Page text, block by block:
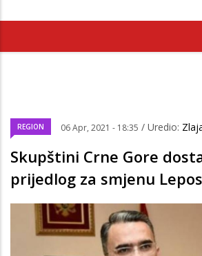
REGION 06 Apr, 2021 - 18:35 / Uredio:
Skupštini Crne Gore
prijedlog za smjenu